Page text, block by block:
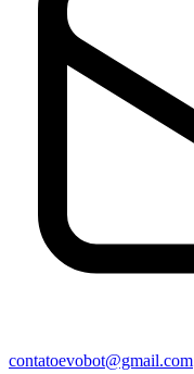
contatoevobot@gmail.com